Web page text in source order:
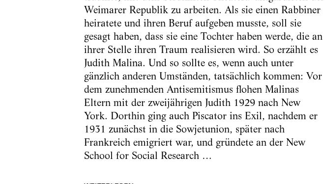
Weimarer Republik zu arbeiten. Als sie einen Rabbiner
heiratete und ihren Beruf aufgeben musste, soll sie
gesagt haben, dass sie eine Tochter haben werde, die an
ihrer Stelle ihren Traum realisieren wird. So erzählt es
Judith Malina. Und so sollte es, wenn auch unter
gänzlich anderen Umständen, tatsächlich kommen: Vor
dem zunehmenden Antisemitismus flohen Malinas
Eltern mit der zweijährigen Judith 1929 nach New
York. Dorthin ging auch Piscator ins Exil, nachdem er
1931 zunächst in die Sowjetunion, später nach
Frankreich emigriert war, und gründete an der New
School for Social Research …